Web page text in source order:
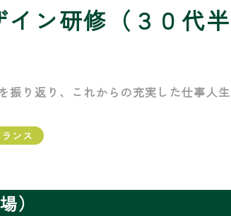
イン研修（３０代
振り返り、これからの充実した仕事人生
ンス
）